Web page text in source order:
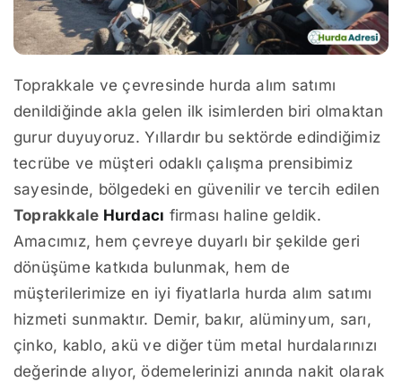
Toprakkale ve çevresinde hurda alım satımı
denildiğinde akla gelen ilk isimlerden biri olmaktan
gurur duyuyoruz. Yıllardır bu sektörde edindiğimiz
tecrübe ve müşteri odaklı çalışma prensibimiz
sayesinde, bölgedeki en güvenilir ve tercih edilen
Toprakkale Hurdacı firması haline geldik.
Amacımız, hem çevreye duyarlı bir şekilde geri
dönüşüme katkıda bulunmak, hem de
müşterilerimize en iyi fiyatlarla hurda alım satımı
hizmeti sunmaktır. Demir, bakır, alüminyum, sarı,
çinko, kablo, akü ve diğer tüm metal hurdalarınızı
değerinde alıyor, ödemelerinizi anında nakit olarak